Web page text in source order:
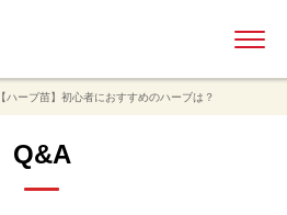
【ハーブ苗】初心者におすすめのハーブは？
Q&A